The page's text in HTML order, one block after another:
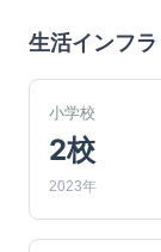
生活インフラ
小学校
2校
2023年